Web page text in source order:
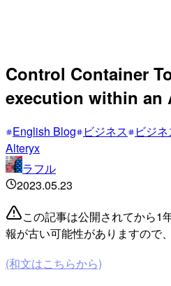
Control Container
execution within an
English Blog ビジネス
ビジ
Alteryx
ラフル
2023.05.23
この記事は公開されてから1
報が古い可能性がありますので
(和文はこちらから)